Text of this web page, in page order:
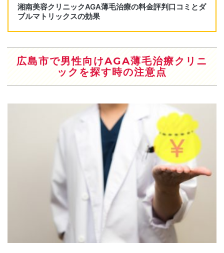
Dr’sメソ治療 (AGAメソセラピー)
医療用（育毛）シャンプー「Dr.BALUMO」 2,900円
シャンプー「Balumo」 2,593円
LED治療ヘアビーム（Hair Beam） 250,000円
Hair Moving植毛法
基本料金 250,000円
100グラフト(8.5c㎡) 100,000円
500グラフト(42.5c㎡) 500,000円
1,000グラフト(85c㎡) 1,000,000円
広島市で男性向けAGA薄毛治療クリニ
ックを探す時の注意点